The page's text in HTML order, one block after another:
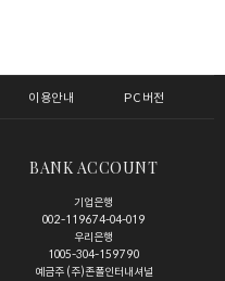
이용안내 PC버전
BANK ACCOUNT
기업은행
002-119674-04-019
우리은행
1005-304-159790
예금주 (주)존폴인터내셔널